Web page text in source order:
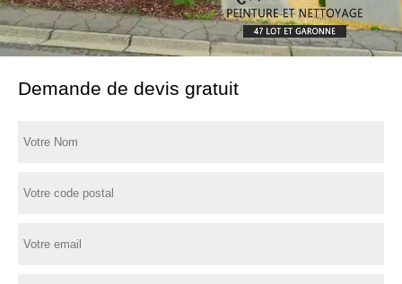
Demande de devis gratuit